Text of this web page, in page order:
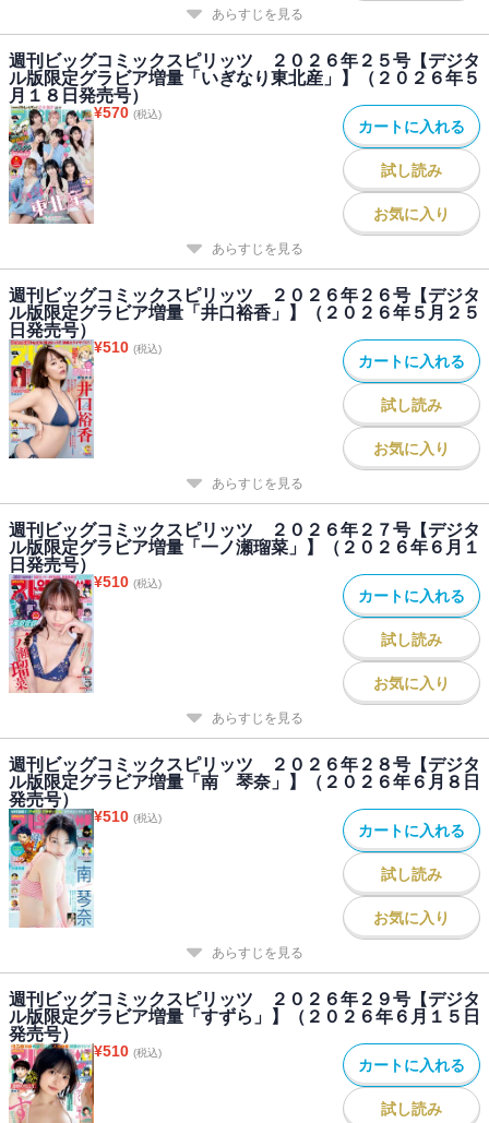
あらすじを見る
週刊ビッグコミックスピリッツ ２０２６年２５号【デジタ
ル版限定グラビア増量「いぎなり東北産」】（２０２６年５
月１８日発売号）
¥570 (税込)
カートに入れる
試し読み
お気に入り
あらすじを見る
週刊ビッグコミックスピリッツ ２０２６年２６号【デジタ
ル版限定グラビア増量「井口裕香」】（２０２６年５月２５
日発売号）
¥510 (税込)
カートに入れる
試し読み
お気に入り
あらすじを見る
週刊ビッグコミックスピリッツ ２０２６年２７号【デジタ
ル版限定グラビア増量「一ノ瀬瑠菜」】（２０２６年６月１
日発売号）
¥510 (税込)
カートに入れる
試し読み
お気に入り
あらすじを見る
週刊ビッグコミックスピリッツ ２０２６年２８号【デジタ
ル版限定グラビア増量「南 琴奈」】（２０２６年６月８日
発売号）
¥510 (税込)
カートに入れる
試し読み
お気に入り
あらすじを見る
週刊ビッグコミックスピリッツ ２０２６年２９号【デジタ
ル版限定グラビア増量「すずら」】（２０２６年６月１５日
発売号）
¥510 (税込)
カートに入れる
試し読み